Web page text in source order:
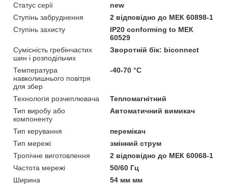
Статус серії
new
Ступінь забруднення
2 відповідно до МЕК 60898-1
Ступінь захисту
IP20 conforming to МЕК
60529
Сумісність гребінчастих
шин і розподільчих
Зворотній бік: biconnect
Температура
навколишнього повітря
для збер
-40-70 °C
Технологія розчеплювача
Тепломагнітний
Тип виробу або
компоненту
Автоматичний вимикач
Тип керування
перемікач
Тип мережі
змінний струм
Тропічне виготовлення
2 відповідно до МЕК 60068-1
Частота мережі
50/60 Гц
Ширина
54 мм мм